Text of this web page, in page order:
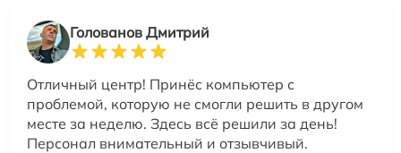
Голованов Дмитрий
Отличный центр! Принёс компьютер с
проблемой, которую не смогли решить в другом
месте за неделю. Здесь всё решили за день!
Персонал внимательный и отзывчивый.